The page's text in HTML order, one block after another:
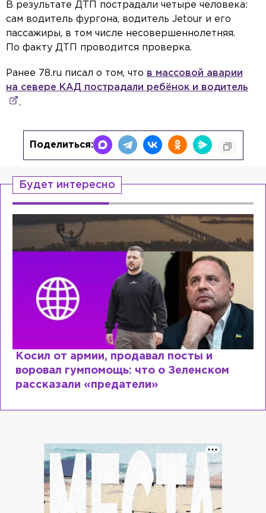
В результате ДТП пострадали четыре человека:
сам водитель фургона, водитель Jetour и его
пассажиры, в том числе несовершеннолетняя.
По факту ДТП проводится проверка.
Ранее 78.ru писал о том, что в массовой аварии
на севере КАД пострадали ребёнок и водитель
.
Поделиться:
Будет интересно
Косил от армии, продавал посты и
воровал гумпомощь: что о Зеленском
рассказали «предатели»